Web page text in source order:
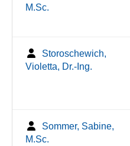
M.Sc.
Storoschewich,
Violetta, Dr.-Ing.
Sommer, Sabine,
M.Sc.